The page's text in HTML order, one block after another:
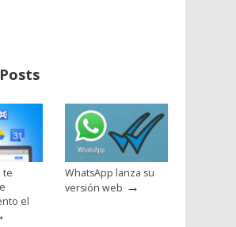
te
el
WhatsApp lanza su
versión web →